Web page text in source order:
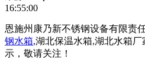
16:55:00
恩施州康乃新不锈钢设备有限责
钢水箱,湖北保温水箱,湖北水箱
示，敬请关注！